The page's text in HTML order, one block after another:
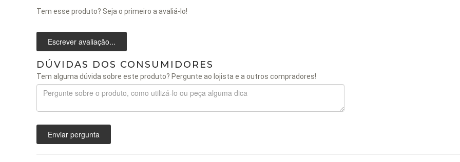
Tem esse produto? Seja o primeiro a avaliá-lo!
Escrever avaliação...
DÚVIDAS DOS CONSUMIDORES
Tem alguma dúvida sobre este produto? Pergunte ao lojista e a outros compradores!
Enviar pergunta